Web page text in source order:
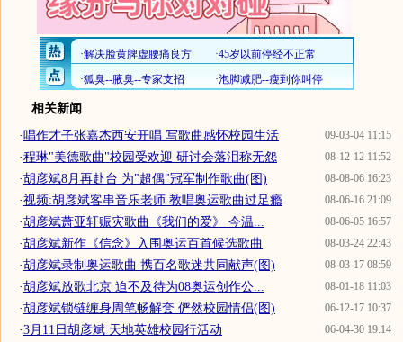
相关新闻
09-03-04 11:15
·唱作才子张嘉杰西安开唱 写歌曲感怀校园生活
08-12-12 11:52
·程琳"美德歌曲"校园受欢迎 研讨会落泪称无怨
08-08-06 16:23
·胡彦斌8月再赴台 为"超偶"冠军制作歌曲(图)
08-06-16 21:09
·视频:胡彦斌客串音乐老师 教唱奥运歌曲过足瘾
08-06-05 16:57
·胡彦斌萧亚轩赈灾歌曲《我们的爱》 今温...
08-03-24 22:43
·胡彦斌新作《信念》入围奥运百首候选歌曲
08-03-17 08:59
·胡彦斌录制奥运歌曲 携百名歌迷共同献声(图)
08-01-18 11:03
·胡彦斌放歌北京 迫不及待为08奥运创作公...
06-12-17 10:37
·胡彦斌锁链缠身周笔畅解套 俨然校园情侣(图)
06-04-30 19:14
·3月11日胡彦斌 天地英雄校园行活动